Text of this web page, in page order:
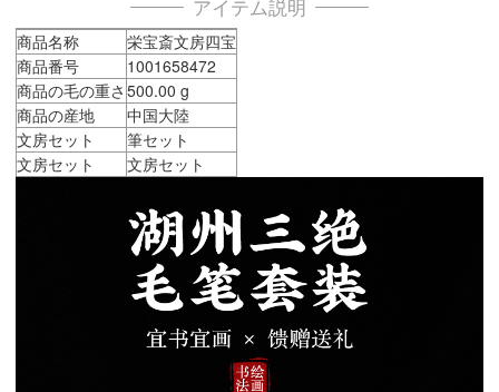
アイテム説明
商品名称
栄宝斎文房四宝
商品番号
1001658472
商品の毛の重さ 500.00 g
商品の産地
中国大陸
文房セット
筆セット
文房セット
文房セット